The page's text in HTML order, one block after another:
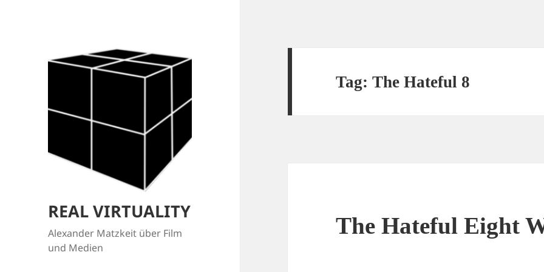
REAL VIRTUALITY
Alexander Matzkeit über Film
und Medien
Tag:The Hateful 8
The Hateful Eight